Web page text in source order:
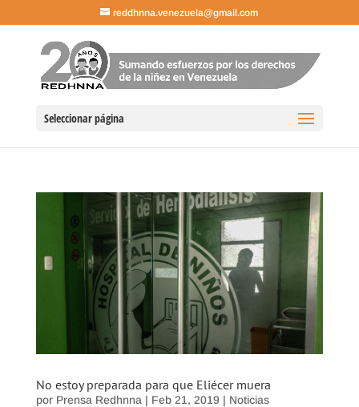
reddhnna.venezuela@gmail.com
Seleccionar página
No estoy preparada para que Eliécer muera
por Prensa Redhnna | Feb 21, 2019 | Noticias